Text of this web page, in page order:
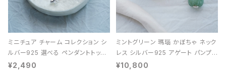
ミニチュア チャーム コレクション シ
ルバー925 選べる ペンダントトップ
レディース ユニセックス
¥2,490
ミントグリーン 瑪瑙 かぼちゃ ネック
レス シルバー925 アゲート パンプキ
ン 天然石 レディース
¥10,800